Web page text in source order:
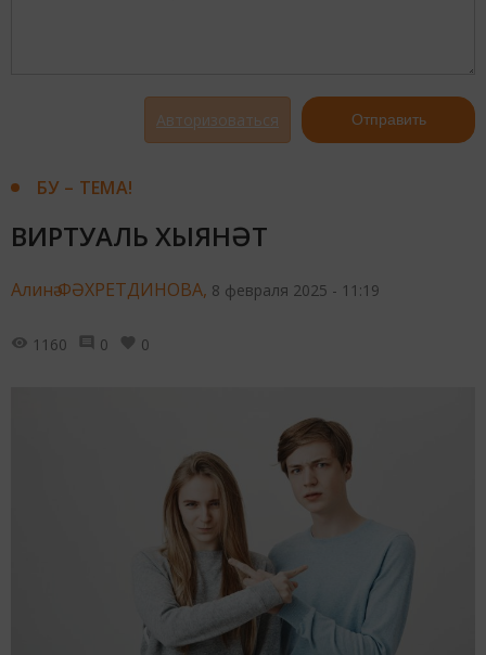
Авторизоваться Отправить
БУ – ТЕМА!
ВИРТУАЛЬ ХЫЯНӘТ
Алинә ФӘХРЕТДИНОВА, 8 февраля 2025 - 11:19
1160 0 0